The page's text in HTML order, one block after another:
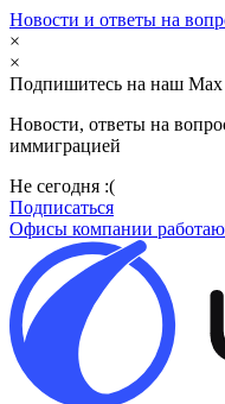
Новости и ответы на
×
×
Подпишитесь на наш Max
Новости, ответы на
иммиграцией
Не сегодня :(
Подписаться
Офисы компании